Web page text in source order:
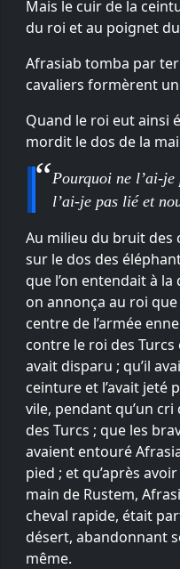
Mais le cuir de la
du roi et au poignet
Afrasiab tomba par
cavaliers formèrent
Quand le roi eut ainsi
mordit le dos de la
Pourquoi ne l’ai-je
l’ai-je pas lié et
Au milieu du bruit
sur le dos des
que l’on entendait à
on annonça au roi
centre de l’armée
contre le roi des
avait disparu ; qu’il
ceinture et l’avait jeté
vile, pendant qu’un cri
des Turcs ; que les
avaient entouré
pied ; et qu’après
main de Rustem,
cheval rapide, était
désert, abandonnant
même.